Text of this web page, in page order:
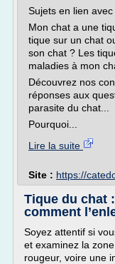
Sujets en lien
Mon chat a une
tique sur un chat
son chat ? Les
maladies à mon
Découvrez nos
réponses aux
parasite du chat...
Pourquoi...
Lire la suite
Site : https://
Tique du chat
comment
Soyez attentif si
et examinez la
rougeur, voire une